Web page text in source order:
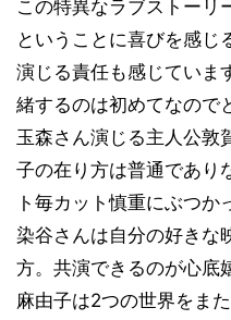
この特異なラブストーリ
ということに喜びを感じ
演じる責任も感じていま
緒するのは初めてなので
玉森さん演じる主人公敦
子の在り方は普通であり
ト毎カット慎重にぶつか
染谷さんは自分の好きな
方。共演できるのが心底
麻由子は2つの世界をま